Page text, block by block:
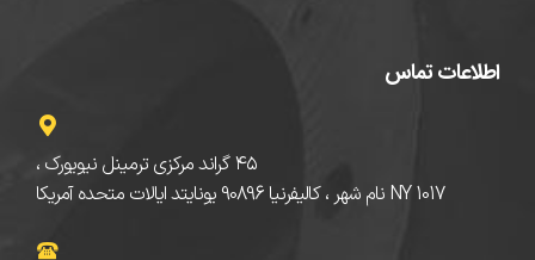
اطلاعات تماس
۴۵ گراند مرکزی ترمینل نیویورک ،
NY 1017 نام شهر ، کالیفرنیا 90896 یونایتد ایالات متحده آمریکا